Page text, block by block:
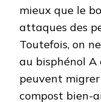
mieux que le
attaques des
Toutefois, on
au bisphénol A
peuvent
compost bien-